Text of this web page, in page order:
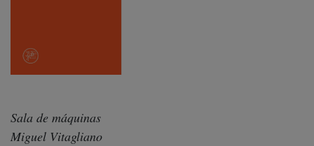
Sala de máquinas
Miguel Vitagliano